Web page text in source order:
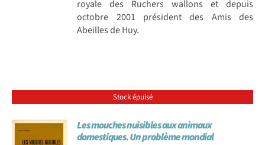
royale des Ruchers wallons et depuis
octobre 2001 président des Amis des
Abeilles de Huy.
Stock épuisé
Les mouches nuisibles aux animaux
domestiques. Un problème mondial